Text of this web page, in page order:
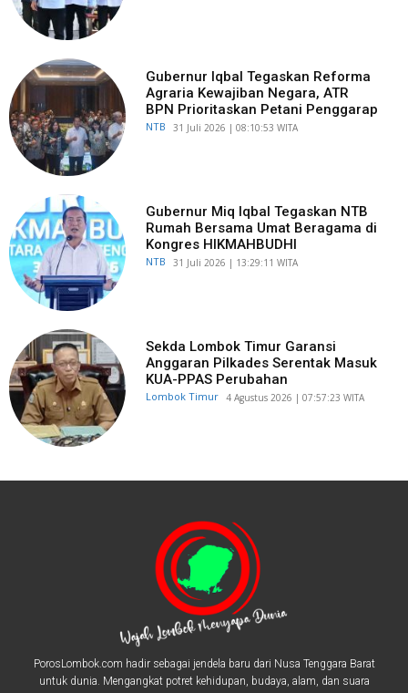
Gubernur Iqbal Tegaskan Reforma
Agraria Kewajiban Negara, ATR
BPN Prioritaskan Petani Penggarap
NTB ​31 Juli 2026 | 08:10:53 WITA
Gubernur Miq Iqbal Tegaskan NTB
Rumah Bersama Umat Beragama di
Kongres HIKMAHBUDHI
NTB ​31 Juli 2026 | 13:29:11 WITA
Sekda Lombok Timur Garansi
Anggaran Pilkades Serentak Masuk
KUA-PPAS Perubahan
Lombok Timur ​4 Agustus 2026 | 07:57:23 WITA
PorosLombok.com hadir sebagai jendela baru dari Nusa Tenggara Barat
untuk dunia. Mengangkat potret kehidupan, budaya, alam, dan suara